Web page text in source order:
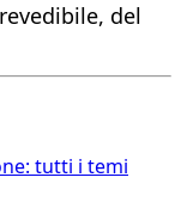
del
tutti i temi